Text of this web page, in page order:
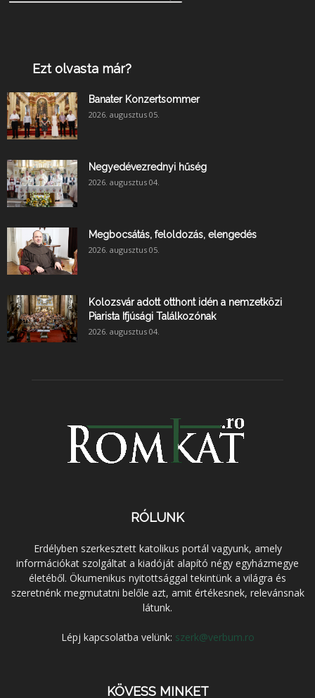
Ezt olvasta már?
Banater Konzertsommer
2026. augusztus 05.
Negyedévezrednyi hűség
2026. augusztus 04.
Megbocsátás, feloldozás, elengedés
2026. augusztus 05.
Kolozsvár adott otthont idén a nemzetközi
Piarista Ifjúsági Találkozónak
2026. augusztus 04.
RÓLUNK
Erdélyben szerkesztett katolikus portál vagyunk, amely
információkat szolgáltat a kiadóját alapító négy egyházmegye
életéből. Ökumenikus nyitottsággal tekintünk a világra és
szeretnénk megmutatni belőle azt, amit értékesnek, relevánsnak
látunk.
Lépj kapcsolatba velünk: szerk@verbum.ro
KÖVESS MINKET